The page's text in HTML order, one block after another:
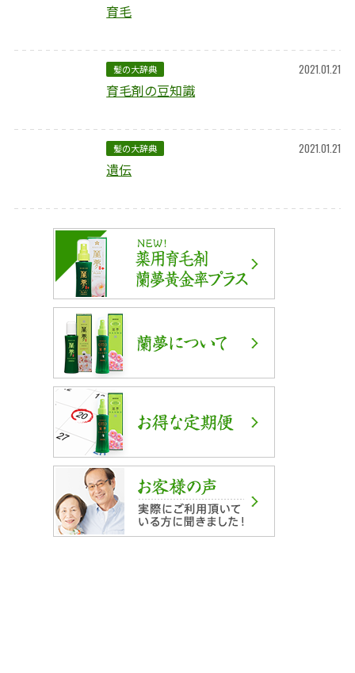
育毛
髪の大辞典 2021.01.21
育毛剤の豆知識
髪の大辞典 2021.01.21
遺伝